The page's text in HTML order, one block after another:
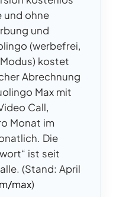
und ohne
und
(werbefrei,
kostet
Abrechnung
Max mit
Call,
Monat im
Die
ist seit
(Stand: April
max)